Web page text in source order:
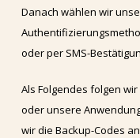
Danach wählen wir
oder per SMS-
Als Folgendes folgen
oder unsere
wir die Backup-Codes